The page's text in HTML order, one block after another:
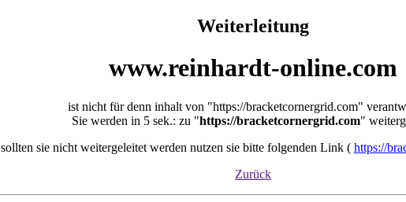
Weiterleitung
www.reinhardt-online.com
ist nicht für denn inhalt von "https://bracketcornergrid.com"
Sie werden in 5 sek.: zu "https://bracketcornergrid.com"
sollten sie nicht weitergeleitet werden nutzen sie bitte folgenden Link ( https://
Zurück